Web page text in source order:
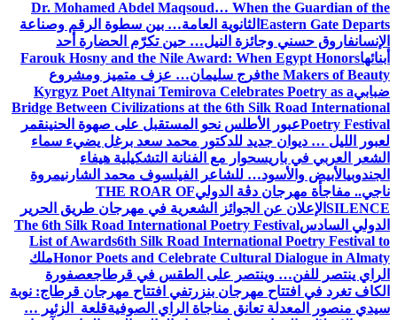
Dr. Mohamed Abdel Maqsoud… When the Guardian of the
Eastern Gate Departs الثانوية العامة… بين سطوة الرقم وصناعة
الإنسانفاروق حسني وجائزة النيل… حين تكرّم الحضارة أحد
أبنائهاFarouk Hosny and the Nile Award: When Egypt Honors
the Makers of Beautyفرج سليمان… عزف متميز ومشروع
ضبابيKyrgyz Poet Altynai Temirova Celebrates Poetry as a
Bridge Between Civilizations at the 6th Silk Road International
Poetry Festivalعبور الأطلس نحو المستقبل على صهوة الحنينقمر
لعبور الليل … ديوان جديد للدكتور محمد سعد برغل يضيء سماء
الشعر العربي في باريسحوار مع الفنانة التشكيلية هيفاء
الجندوبيالأبيض والأسود… للشاعر الفيلسوف محمد الشارنيمروة
ناجي.. مفاجأة مهرجان دڨة الدوليTHE ROAR OF
SILENCE الإعلان عن الجوائز الشعرية في مهرجان طريق الحرير
الدولي السادسThe 6th Silk Road International Poetry Festival
List of Awards6th Silk Road International Poetry Festival to
Honor Poets and Celebrate Cultural Dialogue in Almatyملك
الراي ينتصر للفن… وينتصر على الطقس في قرطاجعصفورة
الكاف تغرد في افتتاح مهرجان بنزرتفي افتتاح مهرجان قرطاج: نوبة
سيدي منصور المعدلة تعانق مناجاة الراي الصوفيةقلعة الزئير …